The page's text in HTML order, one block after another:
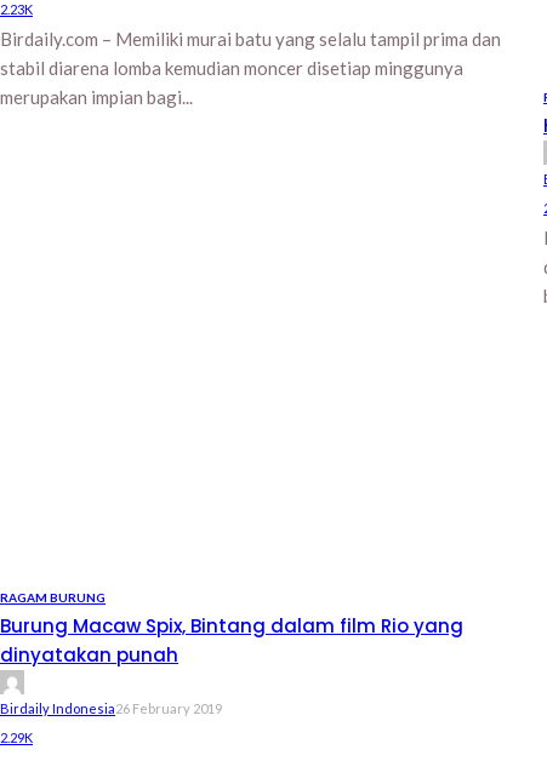
2.23K
Birdaily.com – Memiliki murai batu yang selalu tampil prima dan
stabil diarena lomba kemudian moncer disetiap minggunya
merupakan impian bagi...
RAGAM BURUNG
Burung Macaw Spix, Bintang dalam film Rio yang
dinyatakan punah
Birdaily Indonesia26 February 2019
2.29K